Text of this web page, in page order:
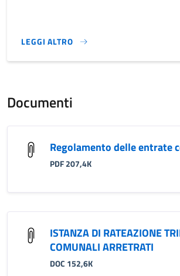
LEGGI ALTRO
}
Documenti
Regolamento delle entrate
PDF 207,4K
ISTANZA DI RATEAZIONE
COMUNALI ARRETRATI
DOC 152,6K